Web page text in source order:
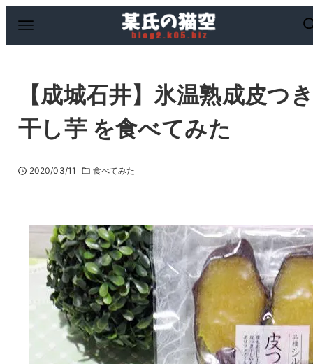
【成城石井】氷温熟成皮つ
干し芋 を食べてみた
2020/03/11 食べてみた